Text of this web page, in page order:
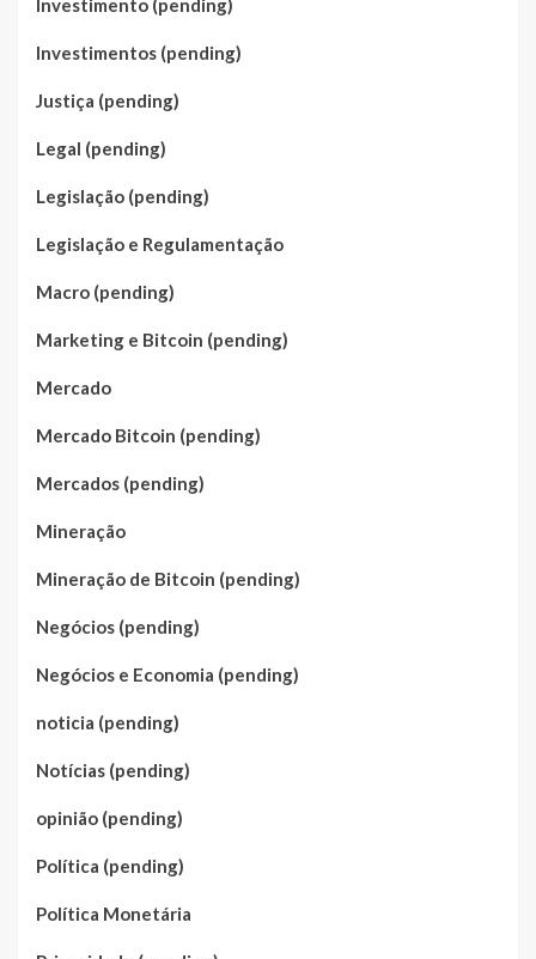
Investimento (pending)
Investimentos (pending)
Justiça (pending)
Legal (pending)
Legislação (pending)
Legislação e Regulamentação
Macro (pending)
Marketing e Bitcoin (pending)
Mercado
Mercado Bitcoin (pending)
Mercados (pending)
Mineração
Mineração de Bitcoin (pending)
Negócios (pending)
Negócios e Economia (pending)
noticia (pending)
Notícias (pending)
opinião (pending)
Política (pending)
Política Monetária